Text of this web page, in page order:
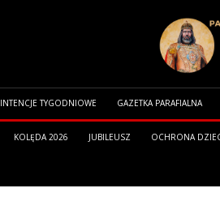
INTENCJE TYGODNIOWE GAZETKA PARAFIALNA
KOLĘDA 2026 JUBILEUSZ OCHRONA